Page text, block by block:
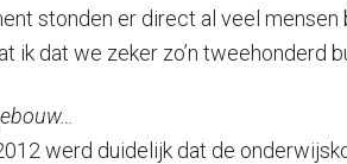
stonden er direct al veel
dat we zeker zo’n tweehonderd
werd duidelijk dat de